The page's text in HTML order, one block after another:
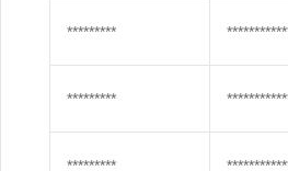
*********
*********
*********